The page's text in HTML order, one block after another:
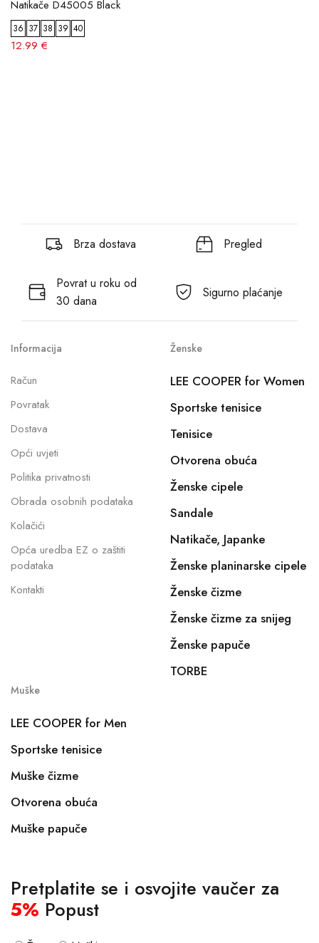
Natikače D45005 Black
36 37 38 39 40
12.99 €
Brza dostava Pregled
Povrat u roku od
30 dana
Sigurno plaćanje
Informacija
Račun
Povratak
Dostava
Opći uvjeti
Politika privatnosti
Obrada osobnih podataka
Kolačići
Opća uredba EZ o zaštiti
podataka
Kontakti
Ženske
LEE COOPER for Women
Sportske tenisice
Tenisice
Otvorena obuća
Ženske cipele
Sandale
Natikače, Japanke
Ženske planinarske cipele
Ženske čizme
Ženske čizme za snijeg
Ženske papuče
TORBE
Muške
LEE COOPER for Men
Sportske tenisice
Muške čizme
Otvorena obuća
Muške papuče
Pretplatite se i osvojite vaučer za
5% Popust